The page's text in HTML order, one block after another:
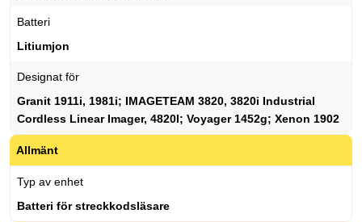
Batteri
Litiumjon
Designat för
Granit 1911i, 1981i; IMAGETEAM 3820, 3820i Industrial
Cordless Linear Imager, 4820I; Voyager 1452g; Xenon 1902
Allmänt
Typ av enhet
Batteri för streckkodsläsare